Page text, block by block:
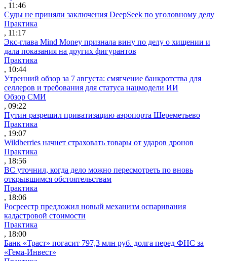
, 11:46
Суды не приняли заключения DeepSeek по уголовному делу
Практика
, 11:17
Экс-глава Mind Money признала вину по делу о хищении и
дала показания на других фигурантов
Практика
, 10:44
Утренний обзор за 7 августа: смягчение банкротства для
селлеров и требования для статуса нацмодели ИИ
Обзор СМИ
, 09:22
Путин разрешил приватизацию аэропорта Шереметьево
Практика
, 19:07
Wildberries начнет страховать товары от ударов дронов
Практика
, 18:56
ВС уточнил, когда дело можно пересмотреть по вновь
открывшимся обстоятельствам
Практика
, 18:06
Росреестр предложил новый механизм оспаривания
кадастровой стоимости
Практика
, 18:00
Банк «Траст» погасит 797,3 млн руб. долга перед ФНС за
«Гема-Инвест»